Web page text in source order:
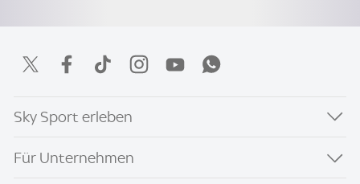
Sky Sport erleben
Für Unternehmen